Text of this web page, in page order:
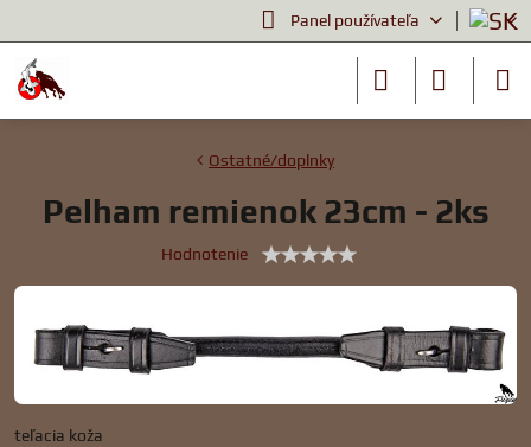
Panel používateľa
Ostatné/doplnky
Pelham remienok 23cm - 2ks
Hodnotenie
teľacia koža